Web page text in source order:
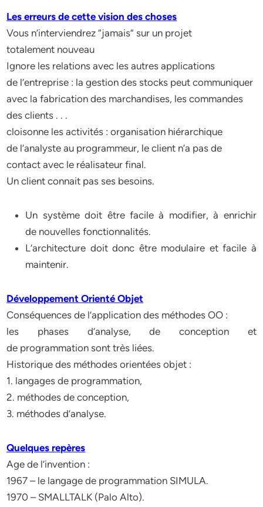
Les erreurs de cette vision des choses
Vous n’interviendrez “jamais” sur un projet
totalement nouveau
Ignore les relations avec les autres applications
de l’entreprise : la gestion des stocks peut communiquer
avec la fabrication des marchandises, les commandes
des clients . . .
cloisonne les activités : organisation hiérarchique
de l’analyste au programmeur, le client n’a pas de
contact avec le réalisateur final.
Un client connait pas ses besoins.
Un système doit être facile à modifier, à enrichir
de nouvelles fonctionnalités.
L’architecture doit donc être modulaire et facile à
maintenir.
Développement Orienté Objet
Conséquences de l’application des méthodes OO :
les phases d’analyse, de conception et
de programmation sont très liées.
Historique des méthodes orientées objet :
1. langages de programmation,
2. méthodes de conception,
3. méthodes d’analyse.
Quelques repères
Age de l’invention :
1967 – le langage de programmation SIMULA.
1970 – SMALLTALK (Palo Alto).